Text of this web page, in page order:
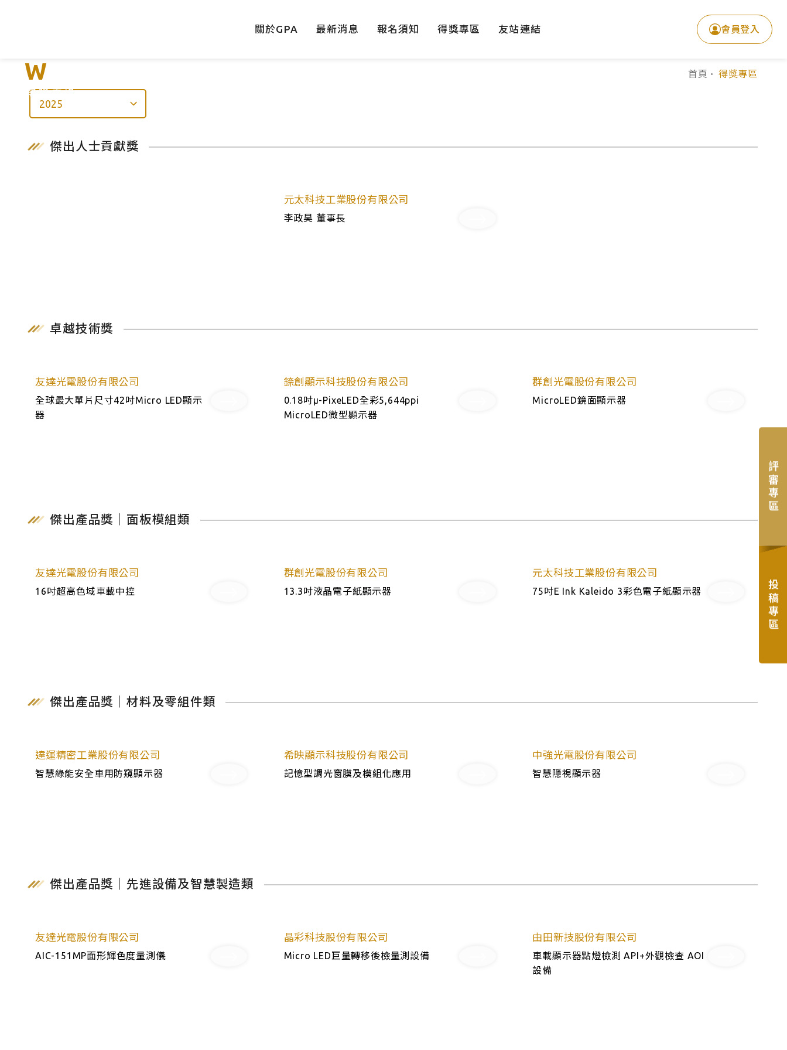
關於GPA 最新消息 報名須知 得獎專區 友站連結 會員登入
評審專區
投稿專區
得獎專區
首頁 得獎專區
2025
傑出人士貢獻獎
元太科技工業股份有限公司
李政昊 董事長
卓越技術獎
友達光電股份有限公司
全球最大單片尺寸42吋Micro LED顯示
器
錼創顯示科技股份有限公司
0.18吋µ-PixeLED全彩5,644ppi
MicroLED微型顯示器
群創光電股份有限公司
MicroLED鏡面顯示器
傑出產品獎｜面板模組類
友達光電股份有限公司
16吋超高色域車載中控
群創光電股份有限公司
13.3吋液晶電子紙顯示器
元太科技工業股份有限公司
75吋E Ink Kaleido 3彩色電子紙顯示器
傑出產品獎｜材料及零組件類
達運精密工業股份有限公司
智慧綠能安全車用防窺顯示器
希映顯示科技股份有限公司
記憶型調光窗膜及模組化應用
中強光電股份有限公司
智慧隱視顯示器
傑出產品獎｜先進設備及智慧製造類
友達光電股份有限公司
AIC-151MP面形輝色度量測儀
晶彩科技股份有限公司
Micro LED巨量轉移後檢量測設備
由田新技股份有限公司
車載顯示器點燈檢測 API+外觀檢查 AOI
設備